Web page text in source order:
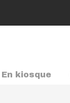
En kiosque